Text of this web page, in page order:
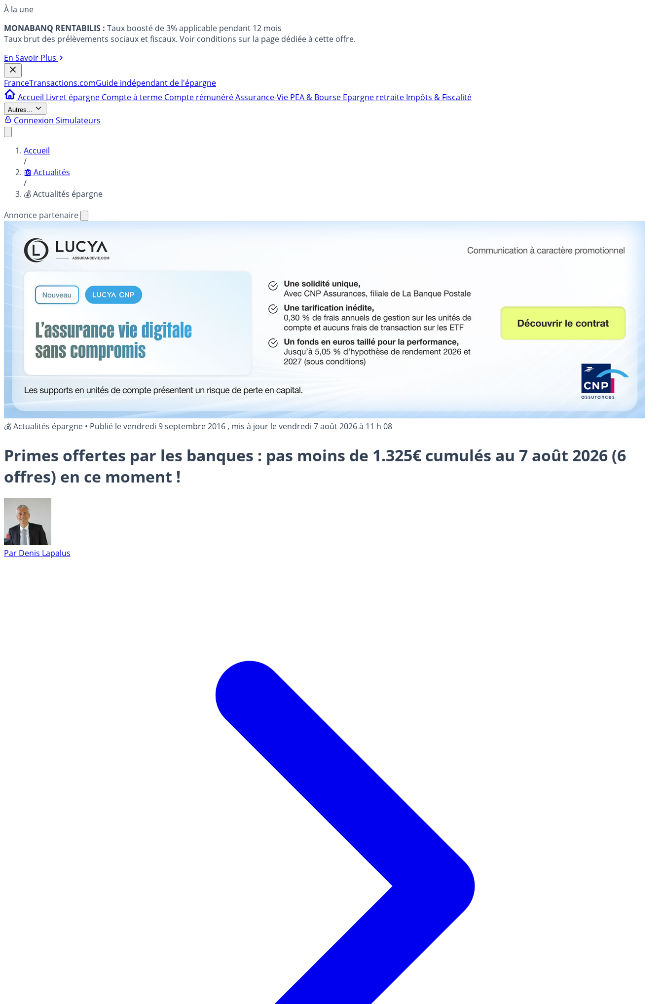
À la une
MONABANQ RENTABILIS : Taux boosté de 3% applicable pendant 12 mois
Taux brut des prélèvements sociaux et fiscaux. Voir conditions sur la page dédiée à cette offre.
En Savoir Plus
FranceTransactions.comGuide indépendant de l'épargne
Accueil Livret épargne Compte à terme Compte rémunéréAssurance-Vie PEA & Bourse Epargne retraite Impôts & Fiscalité
Autres...
Connexion Simulateurs
Accueil
/
📰 Actualités
/
💰 Actualités épargne
Annonce partenaire
💰 Actualités épargne • Publié levendredi 9 septembre 2016 , mis à jour levendredi 7 août 2026 à 11 h 08
Primes offertes par les banques : pas moins de 1.325€ cumulés au 7 août 2026 (6
offres) en ce moment !
Par Denis Lapalus